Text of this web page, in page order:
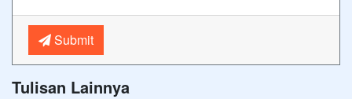
Submit
Tulisan Lainnya